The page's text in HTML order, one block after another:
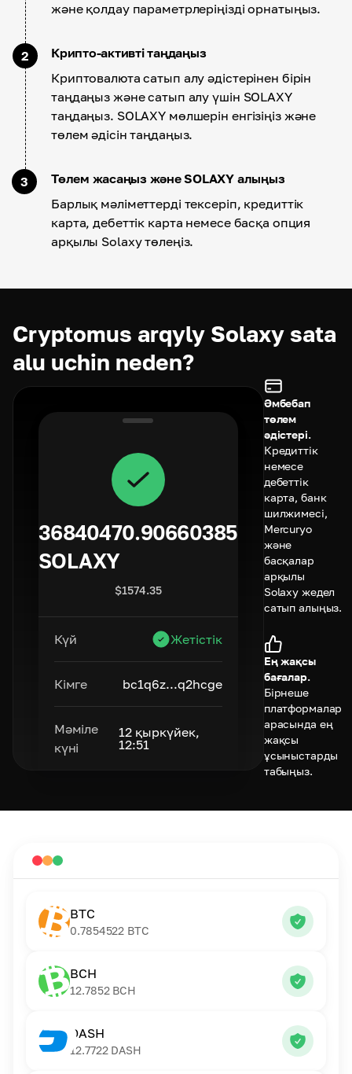
және қолдау параметрлеріңізді орнатыңыз.
2
Крипто-активті таңдаңыз
Криптовалюта сатып алу әдістерінен бірін
таңдаңыз және сатып алу үшін SOLAXY
таңдаңыз. SOLAXY мөлшерін енгізіңіз және
төлем әдісін таңдаңыз.
3
Төлем жасаңыз және SOLAXY алыңыз
Барлық мәліметтерді тексеріп, кредиттік
карта, дебеттік карта немесе басқа опция
арқылы Solaxy төлеңіз.
Cryptomus arqyly Solaxy sata
alu uchin neden?
36840470.90660385
SOLAXY
$1574.35
Күй Жетістік
Кімге bc1q6z...q2hcge
Мәміле
күні
12 қыркүйек,
12:51
Әмбебап
төлем
әдістері.
Кредиттік
немесе
дебеттік
карта, банк
шилжимесі,
Mercuryo
және
басқалар
арқылы
Solaxy жедел
сатып алыңыз.
Ең жақсы
бағалар.
Бірнеше
платформалар
арасында ең
жақсы
ұсыныстарды
табыңыз.
BTC
0.7854522 BTC
BCH
12.7852 BCH
DASH
12.7722 DASH